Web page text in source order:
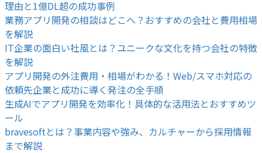
理由と1億DL超の成功事例
業務アプリ開発の相談はどこへ？おすすめの会社と費用相場
を解説
IT企業の面白い社風とは？ユニークな文化を持つ会社の特徴
を解説
アプリ開発の外注費用・相場がわかる！Web/スマホ対応の
依頼先企業と成功に導く発注の全手順
生成AIでアプリ開発を効率化！具体的な活用法とおすすめツ
ール
bravesoftとは？事業内容や強み、カルチャーから採用情報
まで解説